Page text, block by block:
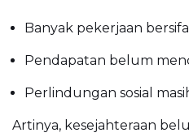
Banyak pekerjaan
Pendapatan belum
Perlindungan sosial
Artinya, kesejahteraan